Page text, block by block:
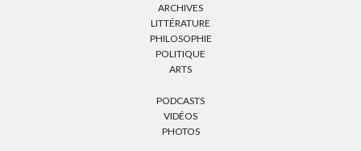
ARCHIVES
LITTÉRATURE
PHILOSOPHIE
POLITIQUE
ARTS
PODCASTS
VIDÉOS
PHOTOS